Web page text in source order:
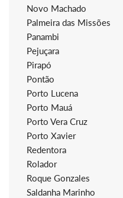
Novo Machado
Palmeira das Missões
Panambi
Pejuçara
Pirapó
Pontão
Porto Lucena
Porto Mauá
Porto Vera Cruz
Porto Xavier
Redentora
Rolador
Roque Gonzales
Saldanha Marinho